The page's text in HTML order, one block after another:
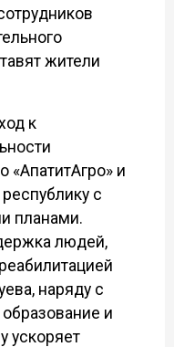
жители
к
«АпатитАгро» и
с
планами.
людей,
наряду с
и
ускоряет